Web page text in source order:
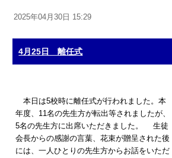
2025年04月30日 15:29
4月25日 離任式
本日は5校時に離任式が行われました。本
年度、11名の先生方が転出等されましたが、
5名の先生方に出席いただきました。 生徒
会長からの感謝の言葉、花束が贈呈された後
には、一人ひとりの先生方からお話をいただ